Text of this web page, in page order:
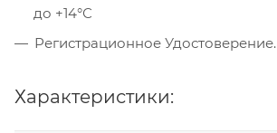
до +14°С
Регистрационное Удостоверение.
Характеристики: